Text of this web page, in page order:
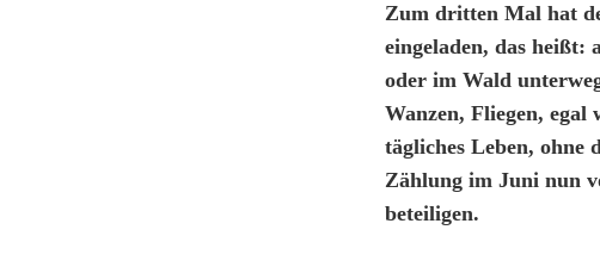
Zum dritten Mal hat
eingeladen, das heißt:
oder im Wald
Wanzen, Fliegen,
tägliches Leben, ohne
Zählung im Juni nun
beteiligen.